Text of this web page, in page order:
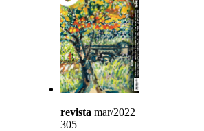
revista mar/2022
305